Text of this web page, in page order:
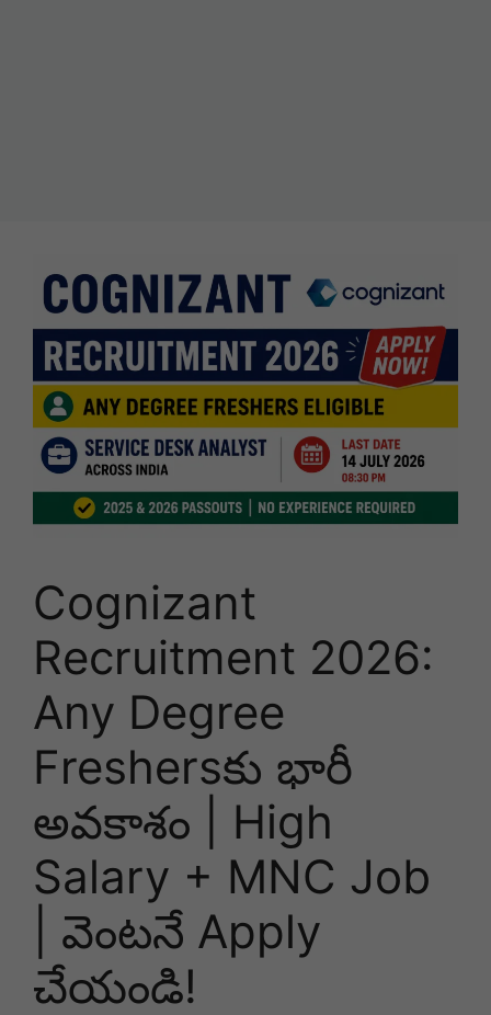
Cognizant
Recruitment 2026:
Any Degree
Freshersకు భారీ
అవకాశం | High
Salary + MNC Job
| వెంటనే Apply
చేయండి!